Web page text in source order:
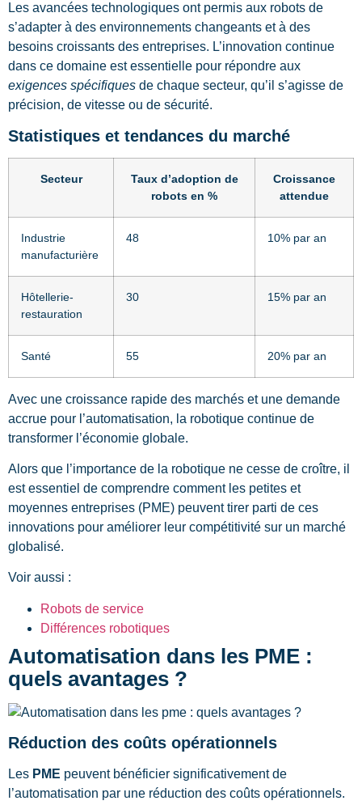
Les avancées technologiques ont permis aux robots de
s’adapter à des environnements changeants et à des
besoins croissants des entreprises. L’innovation continue
dans ce domaine est essentielle pour répondre aux
exigences spécifiques de chaque secteur, qu’il s’agisse de
précision, de vitesse ou de sécurité.
Statistiques et tendances du marché
Secteur
Taux d’adoption de
robots en %
Croissance
attendue
Industrie
manufacturière
48 10% par an
Hôtellerie-
restauration
30 15% par an
Santé 55 20% par an
Avec une croissance rapide des marchés et une demande
accrue pour l’automatisation, la robotique continue de
transformer l’économie globale.
Alors que l’importance de la robotique ne cesse de croître, il
est essentiel de comprendre comment les petites et
moyennes entreprises (PME) peuvent tirer parti de ces
innovations pour améliorer leur compétitivité sur un marché
globalisé.
Voir aussi :
Robots de service
Différences robotiques
Automatisation dans les PME :
quels avantages ?
Réduction des coûts opérationnels
Les PME peuvent bénéficier significativement de
l’automatisation par une réduction des coûts opérationnels.